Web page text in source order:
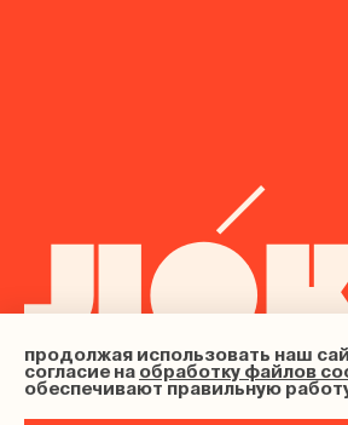
продолжая использовать наш
согласие на обработку файлов
обеспечивают правильную